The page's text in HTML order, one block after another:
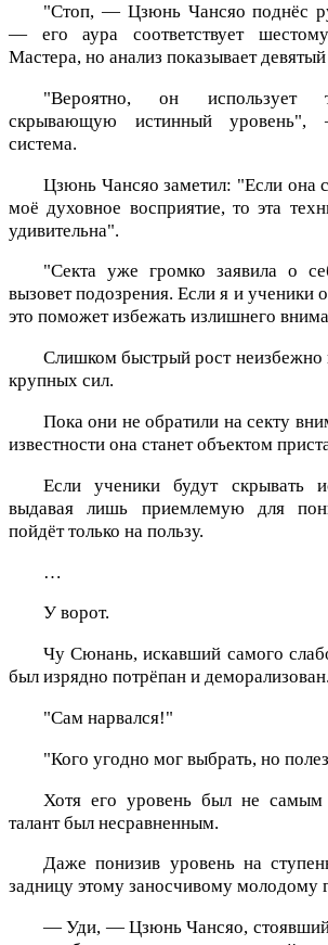
"Стоп, — Цзюнь Чансяо поднёс
— его аура соответствует
Мастера, но анализ показывает
"Вероятно, он использует
скрывающую истинный уровень",
система.
Цзюнь Чансяо заметил: "Если она
моё духовное восприятие, то эта
удивительна".
"Секта уже громко заявила о
вызовет подозрения. Если я и ученики
это поможет избежать излишнего
Слишком быстрый рост неизбежно
крупных сил.
Пока они не обратили на секту
известности она станет объектом
Если ученики будут скрывать
выдавая лишь приемлемую для
пойдёт только на пользу.
…
У ворот.
Чу Сюнань, искавший самого
был изрядно потрёпан и деморализован.
"Сам нарвался!"
"Кого угодно мог выбрать, но
Хотя его уровень был не самым
талант был несравненным.
Даже понизив уровень на
задницу этому заносчивому молодому
— Уди, — Цзюнь Чансяо, стоявший